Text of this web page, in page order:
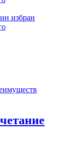
избран